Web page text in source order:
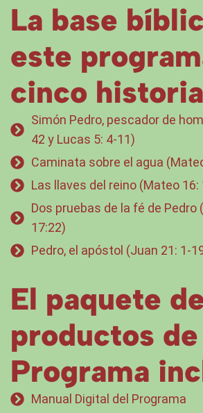
La base
este
cinco
Simón Pedro, pescador de
42 y Lucas 5: 4-11)
Caminata sobre el agua
Las llaves del reino (Mateo 16:
Dos pruebas de la fé de Pedro
17:22)
Pedro, el apóstol (Juan 21: 1-
El paquete
productos
Programa
Manual Digital del Programa